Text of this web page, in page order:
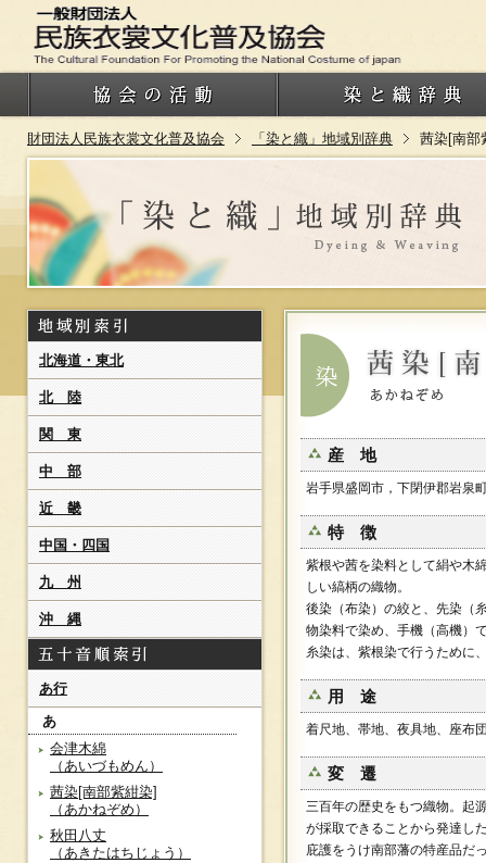
財団法人民族衣裳文化普及協会 「染と織」地域別辞典 茜染[南部
産 地
岩手県盛岡市，下閉伊郡岩泉
特 徴
紫根や茜を染料として絹や木
しい縞柄の織物。
後染（布染）の絞と、先染（
物染料で染め、手機（高機）
糸染は、紫根染で行うために
用 途
着尺地、帯地、夜具地、座布
変 遷
三百年の歴史をもつ織物。起
が採取できることから発達し
庇護をうけ南部藩の特産品だ
北海道・東北
北 陸
関 東
中 部
近 畿
中国・四国
九 州
沖 縄
あ行
あ
会津木綿
（あいづもめん）
茜染[南部紫紺染]
（あかねぞめ）
秋田八丈
（あきたはちじょう）